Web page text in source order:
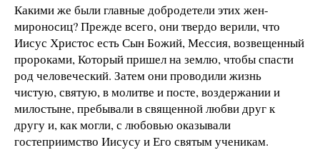
Какими же были главные добродетели этих жен-
мироносиц? Прежде всего, они твердо верили, что
Иисус Христос есть Сын Божий, Мессия, возвещенный
пророками, Который пришел на землю, чтобы спасти
род человеческий. Затем они проводили жизнь
чистую, святую, в молитве и посте, воздержании и
милостыне, пребывали в священной любви друг к
другу и, как могли, с любовью оказывали
гостеприимство Иисусу и Его святым ученикам.